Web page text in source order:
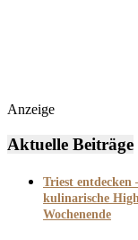
Anzeige
Aktuelle Beiträge
Triest entdecken
kulinarische
Wochenende